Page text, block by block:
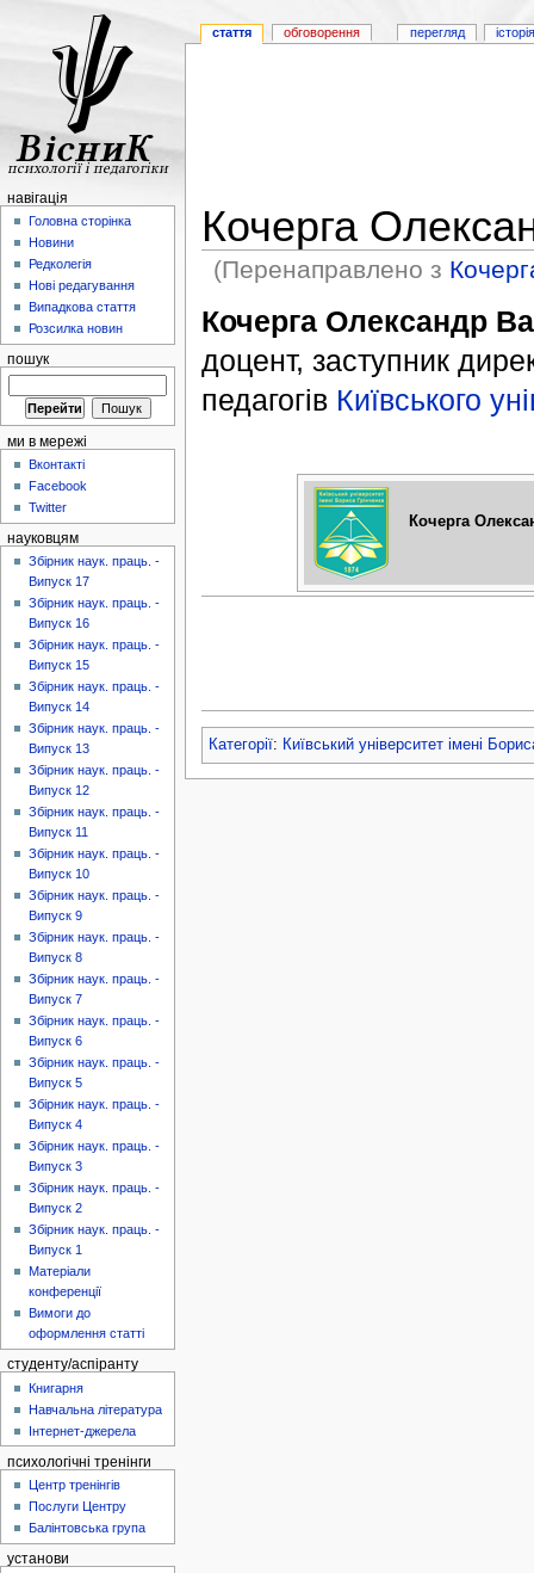
Кочерга
(Перенаправлено з
Кочерга Олександр
доцент, заступник
педагогів Київського
Кочерга
Категорії: Київський університет імені
стаття обговорення перегляд
навігація
Головна сторінка
Новини
Редколегія
Нові редагування
Випадкова стаття
Розсилка новин
пошук
ми в мережі
Вконтакті
Facebook
Twitter
науковцям
Збірник наук. праць. -
Випуск 17
Збірник наук. праць. -
Випуск 16
Збірник наук. праць. -
Випуск 15
Збірник наук. праць. -
Випуск 14
Збірник наук. праць. -
Випуск 13
Збірник наук. праць. -
Випуск 12
Збірник наук. праць. -
Випуск 11
Збірник наук. праць. -
Випуск 10
Збірник наук. праць. -
Випуск 9
Збірник наук. праць. -
Випуск 8
Збірник наук. праць. -
Випуск 7
Збірник наук. праць. -
Випуск 6
Збірник наук. праць. -
Випуск 5
Збірник наук. праць. -
Випуск 4
Збірник наук. праць. -
Випуск 3
Збірник наук. праць. -
Випуск 2
Збірник наук. праць. -
Випуск 1
Матеріали
конференції
Вимоги до
оформлення статті
студенту/аспіранту
Книгарня
Навчальна література
Інтернет-джерела
психологічні тренінги
Центр тренінгів
Послуги Центру
Балінтовська група
установи